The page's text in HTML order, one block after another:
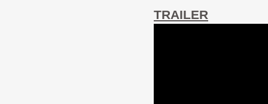
TRAILER